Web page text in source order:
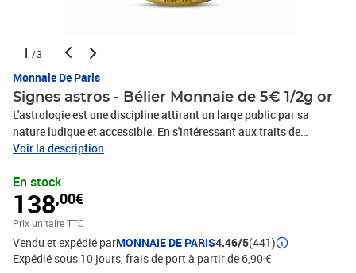
1 /3
Monnaie De Paris
Signes astros - Bélier Monnaie de 5€ 1/2g or
L'astrologie est une discipline attirant un large public par sa
nature ludique et accessible. En s'intéressant aux traits de
personnalité, elle touche chaque individu de manière intime et créé
esthétique offre des éléments visuels riches qui peuvent être une
source d'inspiration inépuisable pour des artistes. Les signes
astrologiques apparaissent donc comme un thème évident à
explorer pour la Monnaie de Paris, qui affirme ainsi son désir de
parler au plus grand nombre tout en laissant s'exprimer le talent de
ses artisans.En bas de la pièce, des flammes rappellentl'élément
Voir la description
En stock
138,00€
Prix unitaire TTC
Vendu et expédié parMONNAIE DE PARIS4.46/5(441)
Expédié sous 10 jours, frais de port à partir de 6,90 €